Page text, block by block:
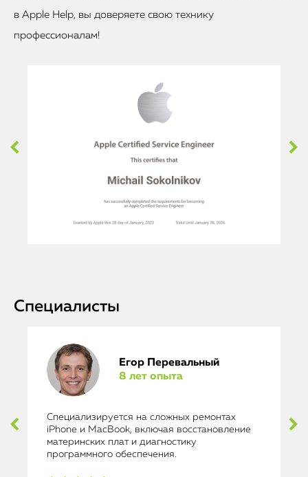
в Apple Help, вы доверяете свою технику
профессионалам!
Специалисты
Егор Перевальный
8 лет опыта
Специализируется на сложных ремонтах
iPhone и MacBook, включая восстановление
материнских плат и диагностику
программного обеспечения.